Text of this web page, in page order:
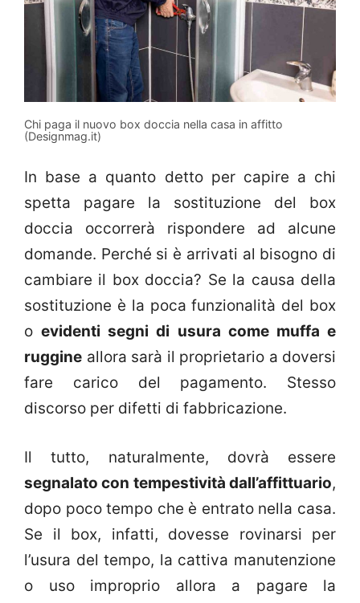
Chi paga il nuovo box doccia nella casa in affitto
(Designmag.it)
In base a quanto detto per capire a chi
spetta pagare la sostituzione del box
doccia occorrerà rispondere ad alcune
domande. Perché si è arrivati al bisogno di
cambiare il box doccia? Se la causa della
sostituzione è la poca funzionalità del box
oevidenti segni di usura come muffa e
ruggine allora sarà il proprietario a doversi
fare carico del pagamento. Stesso
discorso per difetti di fabbricazione.
Il tutto, naturalmente, dovrà essere
segnalato con tempestività dall’affittuario,
dopo poco tempo che è entrato nella casa.
Se il box, infatti, dovesse rovinarsi per
l’usura del tempo, la cattiva manutenzione
o uso improprio allora a pagare la